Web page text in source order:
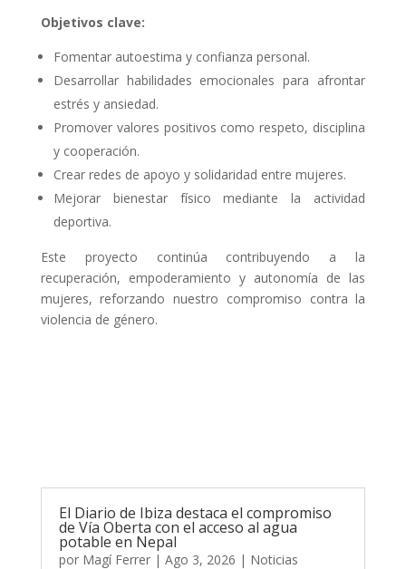
Objetivos clave:
Fomentar autoestima y confianza personal.
Desarrollar habilidades emocionales para afrontar
estrés y ansiedad.
Promover valores positivos como respeto, disciplina
y cooperación.
Crear redes de apoyo y solidaridad entre mujeres.
Mejorar bienestar físico mediante la actividad
deportiva.
Este proyecto continúa contribuyendo a la
recuperación, empoderamiento y autonomía de las
mujeres, reforzando nuestro compromiso contra la
violencia de género.
El Diario de Ibiza destaca el compromiso
de Vía Oberta con el acceso al agua
potable en Nepal
por Magí Ferrer| Ago 3, 2026 | Noticias